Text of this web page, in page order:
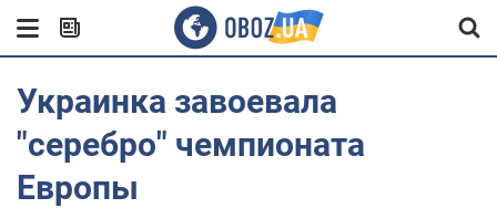
Украинка завоевала
"серебро" чемпионата
Европы